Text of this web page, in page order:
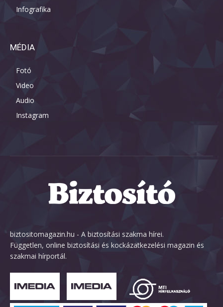
Infografika
MÉDIA
Fotó
Video
Audio
Instagram
biztositomagazin.hu - A biztosítási szakma hírei.
Független, online biztosítási és kockázatkezelési magazin és
szakmai hírportál.